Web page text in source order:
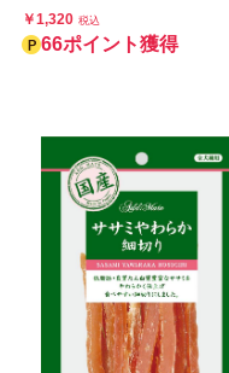
￥1,320 税込
66ポイント獲得